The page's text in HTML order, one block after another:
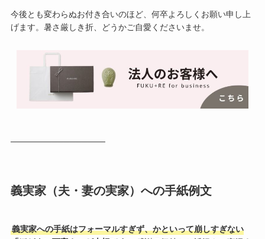
今後とも変わらぬお付き合いのほど、何卒よろしくお願い申し上
げます。暑さ厳しき折、どうかご自愛くださいませ。
────────────────
義実家（夫・妻の実家）への手紙例文
義実家への手紙はフォーマルすぎず、かといって崩しすぎない